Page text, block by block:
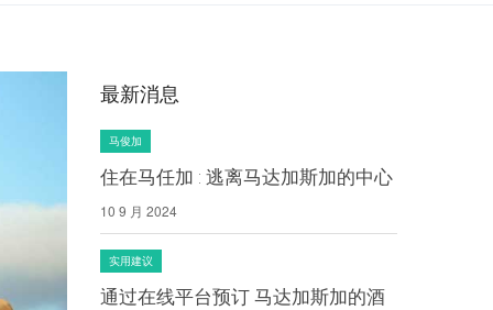
最新消息
马俊加
住在马任加 : 逃离马达加斯加的中心
10 9 月 2024
实用建议
通过在线平台预订 马达加斯加的酒